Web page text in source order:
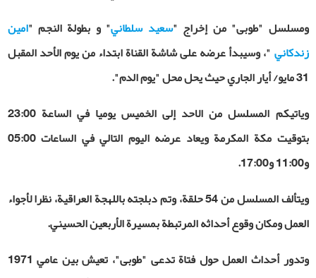
ومسلسل "طوبى" من إخراج "سعيد سلطاني" و بطولة النجم "امين
زندكاني "، وسيبدأ عرضه على شاشة القناة ابتداء من يوم الأحد المقبل
31 مايو/ أيار الجاري حيث يحل محل "يوم الدم".
وياتيكم المسلسل من الاحد إلى الخميس يوميا في الساعة 23:00
بتوقيت مكة المكرمة ويعاد عرضه اليوم التالي في الساعات 05:00
و11:00 و17:00.
ويتألف المسلسل من 54 حلقة، وتم دبلجته باللهجة العراقية، نظرا لأجواء
العمل ومكان وقوع أحداثه المرتبطة بمسيرة الأربعين الحسيني.
وتدور أحداث العمل حول فتاة تدعى "طوبى"، تعيش بين عامي 1971